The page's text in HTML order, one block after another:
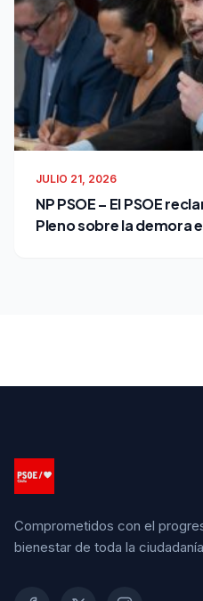
JULIO 21, 2026
NP PSOE – El PSOE
Pleno sobre la demora
Comprometidos con el
bienestar de toda la